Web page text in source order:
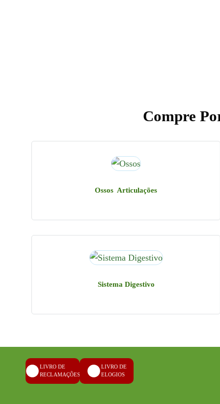
Compre
Ossos Articulações
Sistema Digestivo
Espaço Físico em Oeiras
Ver Mapa
LIVRO DE
RECLAMAÇÕES
LIVRO DE
ELOGIOS